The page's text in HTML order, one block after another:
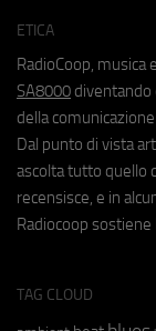
ETICA
RadioCoop, musica
SA8000 diventando
della
Dal punto di vista
ascolta tutto quello
recensisce, e in
Radiocoop sostiene
TAG CLOUD